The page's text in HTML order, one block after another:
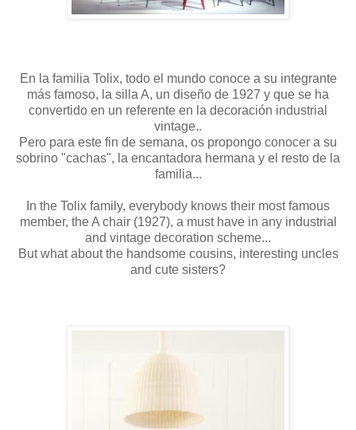
En la familia Tolix, todo el mundo conoce a su integrante
más famoso, la silla A, un diseño de 1927 y que se ha
convertido en un referente en la decoración industrial
vintage..
Pero para este fin de semana, os propongo conocer a su
sobrino "cachas", la encantadora hermana y el resto de la
familia...
In the Tolix family, everybody knows their most famous
member, the A chair (1927), a must have in any industrial
and vintage decoration scheme...
But what about the handsome cousins, interesting uncles
and cute sisters?